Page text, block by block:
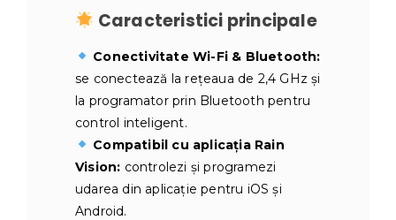
Caracteristici principale
Conectivitate Wi-Fi & Bluetooth:
se conectează la rețeaua de 2,4 GHz și
la programator prin Bluetooth pentru
control inteligent.
Compatibil cu aplicația Rain
Vision: controlezi și programezi
udarea din aplicație pentru iOS și
Android.